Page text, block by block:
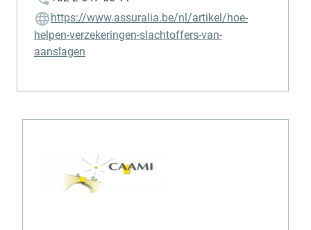
https://www.assuralia.be/nl/artikel/hoe-
helpen-verzekeringen-slachtoffers-van-
aanslagen